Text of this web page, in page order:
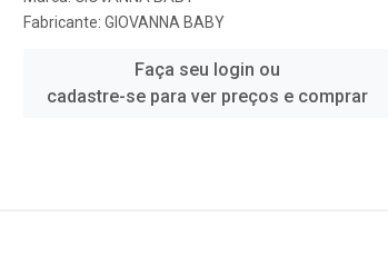
Fabricante: GIOVANNA BABY
Faça seu login ou
cadastre-se para ver preços e comprar